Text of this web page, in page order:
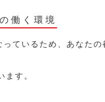
働く環境
ているため、あなたの
ます。